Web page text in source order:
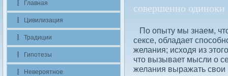
Главная
Цивилизация
Традиции
Гипотезы
Невероятное
совершенно
По опыту мы знаем,
сексе, обладает
желания; исходя из
что вызывает мысли о
желания выражать свοи